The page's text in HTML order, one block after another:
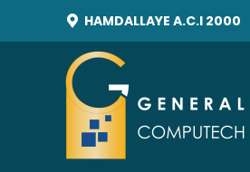
HAMDALLAYE A.C.I 2000